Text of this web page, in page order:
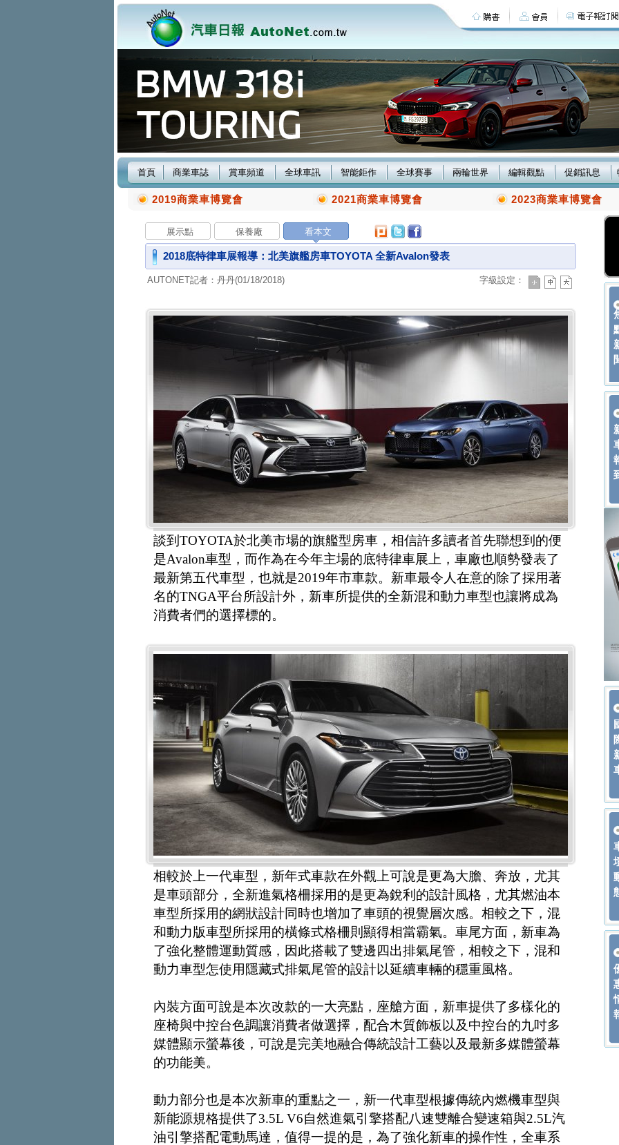
首頁 商業車誌 賞車頻道 全球車訊 智能鉅作 全球賽事 兩輪世界 編輯觀點 促銷訊息
2019商業車博覽會 2021商業車博覽會 2023商業車博覽會
展示點 保養廠 看本文
2018底特律車展報導：北美旗艦房車TOYOTA 全新Avalon發表
AUTONET記者：丹丹(01/18/2018) 字級設定：
談到TOYOTA於北美市場的旗艦型房車，相信許多讀者首先聯想到的便
是Avalon車型，而作為在今年主場的底特律車展上，車廠也順勢發表了
最新第五代車型，也就是2019年市車款。新車最令人在意的除了採用著
名的TNGA平台所設計外，新車所提供的全新混和動力車型也讓將成為
消費者們的選擇標的。
相較於上一代車型，新年式車款在外觀上可說是更為大膽、奔放，尤其
是車頭部分，全新進氣格柵採用的是更為銳利的設計風格，尤其燃油本
車型所採用的網狀設計同時也增加了車頭的視覺層次感。相較之下，混
和動力版車型所採用的橫條式格柵則顯得相當霸氣。車尾方面，新車為
了強化整體運動質感，因此搭載了雙邊四出排氣尾管，相較之下，混和
動力車型怎使用隱藏式排氣尾管的設計以延續車輛的穩重風格。
內裝方面可說是本次改款的一大亮點，座艙方面，新車提供了多樣化的
座椅與中控台色調讓消費者做選擇，配合木質飾板以及中控台的九吋多
媒體顯示螢幕後，可說是完美地融合傳統設計工藝以及最新多媒體螢幕
的功能美。
動力部分也是本次新車的重點之一，新一代車型根據傳統內燃機車型與
新能源規格提供了3.5L V6自然進氣引擎搭配八速雙離合變速箱與2.5L汽
油引擎搭配電動馬達，值得一提的是，為了強化新車的操作性，全車系